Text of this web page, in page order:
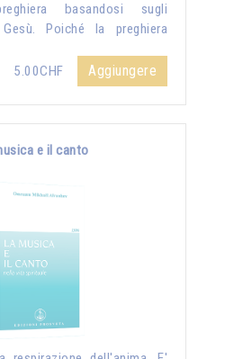
basandosi sugli
Poiché la preghiera
5.00CHF
Aggiungere
e il canto